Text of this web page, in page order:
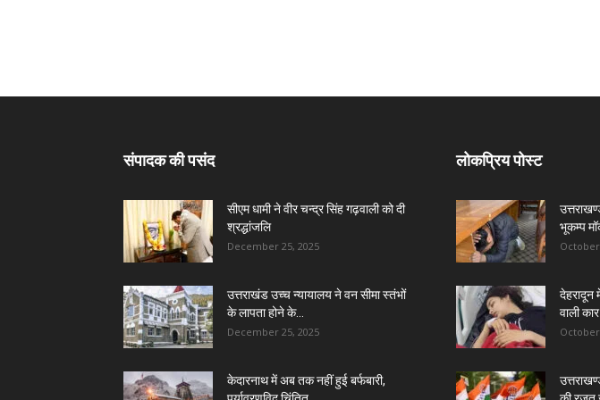
संपादक की पसंद
सीएम धामी ने वीर चन्द्र सिंह गढ़वाली को दी
श्रद्धांजलि
December 25, 2025
उत्तराखंड उच्च न्यायालय ने वन सीमा स्तंभों
के लापता होने के...
December 25, 2025
केदारनाथ में अब तक नहीं हुई बर्फबारी,
लोकप्रिय पोस्ट
भूकम्प
October
देहरादून
वाली
October